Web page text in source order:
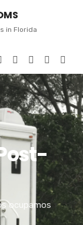
in Florida
ocupamos